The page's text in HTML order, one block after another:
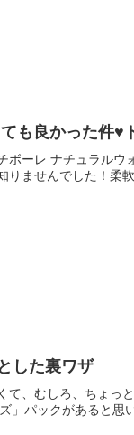
も良かった件♥
ーレ ナチュラルウ
ませんでした！柔
した裏ワザ
、むしろ、ちょっ
パックがあると思